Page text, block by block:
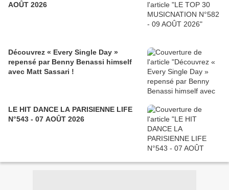
AOÛT 2026
Découvrez « Every Single Day »
repensé par Benny Benassi himself
avec Matt Sassari !
LE HIT DANCE LA PARISIENNE LIFE
N°543 - 07 AOÛT 2026